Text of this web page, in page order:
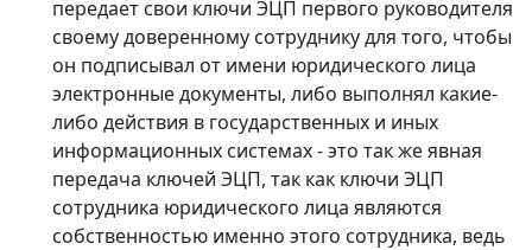
передает свои ключи ЭЦП первого руководителя
своему доверенному сотруднику для того, чтобы
он подписывал от имени юридического лица
электронные документы, либо выполнял какие-
либо действия в государственных и иных
информационных системах - это так же явная
передача ключей ЭЦП, так как ключи ЭЦП
сотрудника юридического лица являются
собственностью именно этого сотрудника, ведь